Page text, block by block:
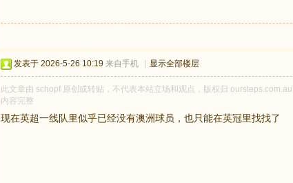
发表于 2026-5-26 10:19 来自手机 显示全部楼层
此文章由 schopf 原创或转贴，不代表本站立场和观点，版权归
内容完整
现在英超一线队里似乎已经没有澳洲球员，也只能在英冠里找找了